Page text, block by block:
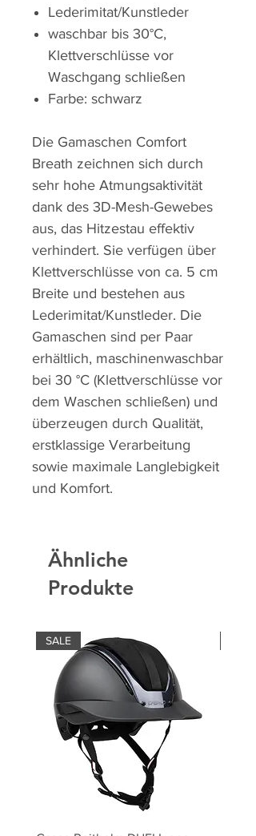
Lederimitat/Kunstleder
waschbar bis 30°C,
Klettverschlüsse vor
Waschgang schließen
Farbe: schwarz
Die Gamaschen Comfort
Breath zeichnen sich durch
sehr hohe Atmungsaktivität
dank des 3D-Mesh-Gewebes
aus, das Hitzestau effektiv
verhindert. Sie verfügen über
Klettverschlüsse von ca. 5 cm
Breite und bestehen aus
Lederimitat/Kunstleder. Die
Gamaschen sind per Paar
erhältlich, maschinenwaschbar
bei 30 °C (Klettverschlüsse vor
dem Waschen schließen) und
überzeugen durch Qualität,
erstklassige Verarbeitung
sowie maximale Langlebigkeit
und Komfort.
Ähnliche
Produkte
SALE